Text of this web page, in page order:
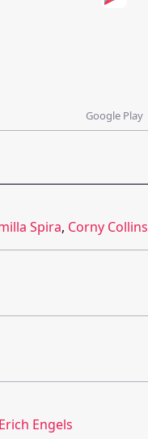
Google Play
Spira, Corny Collins
Erich Engels